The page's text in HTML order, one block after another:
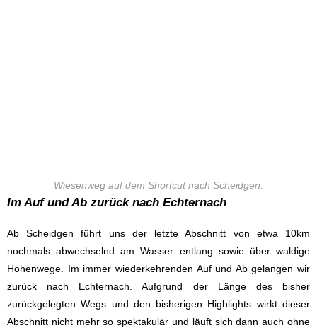
Wiesenweg auf dem Shortcut nach Scheidgen.
Im Auf und Ab zurück nach Echternach
Ab Scheidgen führt uns der letzte Abschnitt von etwa 10km
nochmals abwechselnd am Wasser entlang sowie über waldige
Höhenwege. Im immer wiederkehrenden Auf und Ab gelangen wir
zurück nach Echternach. Aufgrund der Länge des bisher
zurückgelegten Wegs und den bisherigen Highlights wirkt dieser
Abschnitt nicht mehr so spektakulär und läuft sich dann auch ohne